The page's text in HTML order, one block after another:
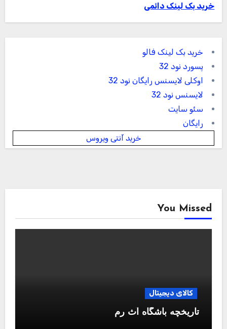
خرید بک لینک دائمی
خرید بک لینک فالو
پسورد نود 32
اوکلی لایسنس رایگان نود 32
لایسنس نود 32
سئو سایت
رایگان
خرید آنتی ویروس
You Missed
کالای دیجیتال
تاریخچه باشگاه آث رم